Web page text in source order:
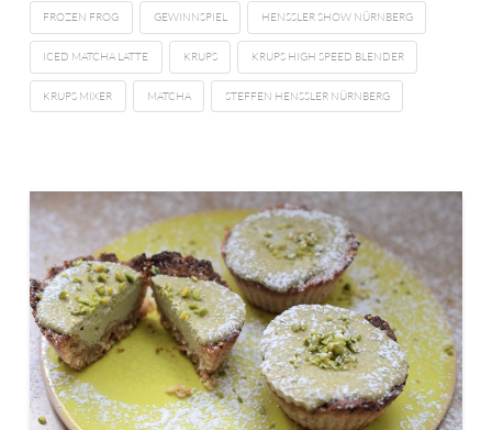
FROZEN FROG GEWINNSPIEL HENSSLER SHOW NÜRNBERG
ICED MATCHA LATTE KRUPS KRUPS HIGH SPEED BLENDER
KRUPS MIXER MATCHA STEFFEN HENSSLER NÜRNBERG